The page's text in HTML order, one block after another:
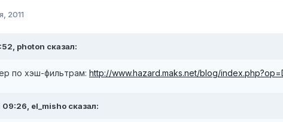
2011
photon сказал:
по хэш-фильтрам: http://www.hazard.maks.net/blog/
09:26, el_misho сказал: